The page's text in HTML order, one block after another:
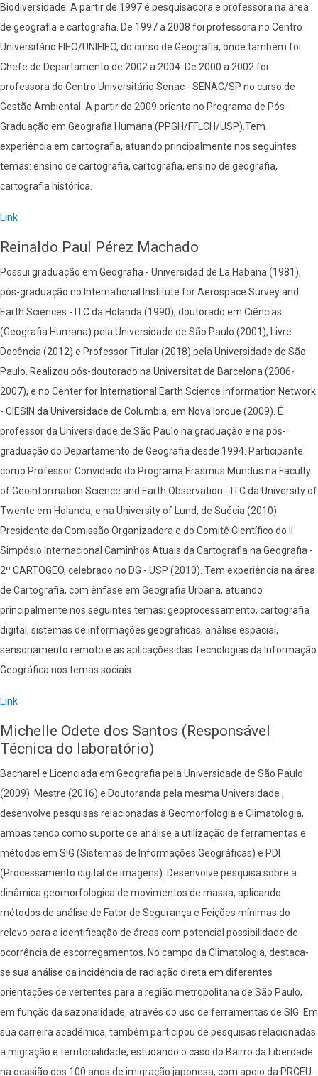
Biodiversidade. A partir de 1997 é pesquisadora e professora na área
de geografia e cartografia. De 1997 a 2008 foi professora no Centro
Universitário FIEO/UNIFIEO, do curso de Geografia, onde também foi
Chefe de Departamento de 2002 a 2004. De 2000 a 2002 foi
professora do Centro Universitário Senac - SENAC/SP no curso de
Gestão Ambiental. A partir de 2009 orienta no Programa de Pós-
Graduação em Geografia Humana (PPGH/FFLCH/USP).Tem
experiência em cartografia, atuando principalmente nos seguintes
temas: ensino de cartografia, cartografia, ensino de geografia,
cartografia histórica.
Link
Reinaldo Paul Pérez Machado
Possui graduação em Geografia - Universidad de La Habana (1981),
pós-graduação no International Institute for Aerospace Survey and
Earth Sciences - ITC da Holanda (1990), doutorado em Ciências
(Geografia Humana) pela Universidade de São Paulo (2001), Livre
Docência (2012) e Professor Titular (2018) pela Universidade de São
Paulo. Realizou pós-doutorado na Universitat de Barcelona (2006-
2007), e no Center for International Earth Science Information Network
- CIESIN da Universidade de Columbia, em Nova Iorque (2009). É
professor da Universidade de São Paulo na graduação e na pós-
graduação do Departamento de Geografia desde 1994. Participante
como Professor Convidado do Programa Erasmus Mundus na Faculty
of Geoinformation Science and Earth Observation - ITC da University of
Twente em Holanda, e na University of Lund, de Suécia (2010).
Presidente da Comissão Organizadora e do Comitê Científico do II
Simpósio Internacional Caminhos Atuais da Cartografia na Geografia -
2º CARTOGEO, celebrado no DG - USP (2010). Tem experiência na área
de Cartografia, com ênfase em Geografia Urbana, atuando
principalmente nos seguintes temas: geoprocessamento, cartografia
digital, sistemas de informações geográficas, análise espacial,
sensoriamento remoto e as aplicações das Tecnologias da Informação
Geográfica nos temas sociais.
Link
Michelle Odete dos Santos (Responsável
Técnica do laboratório)
Bacharel e Licenciada em Geografia pela Universidade de São Paulo
(2009) Mestre (2016) e Doutoranda pela mesma Universidade ,
desenvolve pesquisas relacionadas à Geomorfologia e Climatologia,
ambas tendo como suporte de análise a utilização de ferramentas e
métodos em SIG (Sistemas de Informações Geográficas) e PDI
(Processamento digital de imagens). Desenvolve pesquisa sobre a
dinâmica geomorfologica de movimentos de massa, aplicando
métodos de análise de Fator de Segurança e Feições mínimas do
relevo para a identificação de áreas com potencial possibilidade de
ocorrência de escorregamentos. No campo da Climatologia, destaca-
se sua análise da incidência de radiação direta em diferentes
orientações de vertentes para a região metropolitana de São Paulo,
em função da sazonalidade, através do uso de ferramentas de SIG. Em
sua carreira acadêmica, também participou de pesquisas relacionadas
a migração e territorialidade, estudando o caso do Bairro da Liberdade
na ocasião dos 100 anos de imigração japonesa, com apoio da PRCEU-